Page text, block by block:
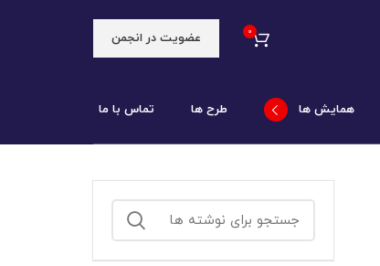
۰ عضویت در انجمن
همایش ها طرح ها تماس با ما